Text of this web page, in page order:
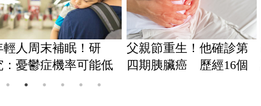
親節重生！他確診第
期胰臟癌 歷經16個
治療病況穩定
改善生活型態應對「代
謝症候群」！醫教看食